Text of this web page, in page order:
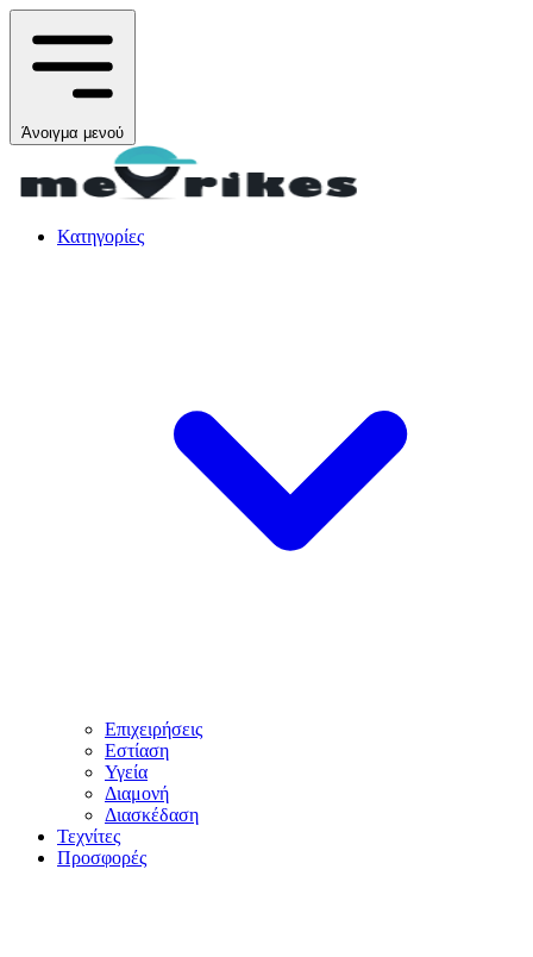
Άνοιγμα μενού
Κατηγορίες
Επιχειρήσεις
Εστίαση
Υγεία
Διαμονή
Διασκέδαση
Τεχνίτες
Προσφορές